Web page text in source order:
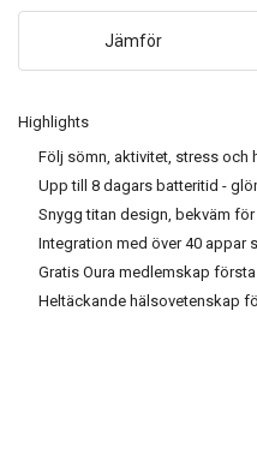
Highlights
Följ sömn, aktivitet, stress och
Upp till 8 dagars batteritid -
Snygg titan design, bekväm för
Integration med över 40 appar
Gratis Oura medlemskap
Heltäckande hälsovetenskap
Jämför